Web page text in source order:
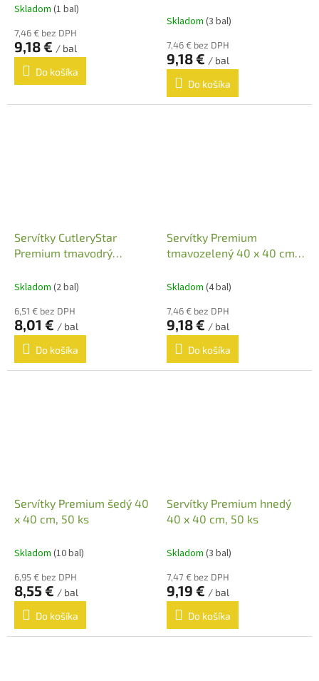
Priemerné
produktu
je
5,0
hviezdičiek.
Skladom (1 bal)
7,46 € bez DPH
9,18 € / bal
Do košíka
Skladom (3 bal)
7,46 € bez DPH
9,18 € / bal
Do košíka
Servítky CutleryStar
Premium tmavodrý
Skladom (2 bal)
6,51 € bez DPH
8,01 € / bal
Do košíka
Servítky Premium
tmavozelený 40 x 40 cm,
Skladom (4 bal)
7,46 € bez DPH
9,18 € / bal
Do košíka
Servítky Premium šedý 40
x 40 cm, 50 ks
Skladom (10 bal)
6,95 € bez DPH
8,55 € / bal
Do košíka
Servítky Premium hnedý
40 x 40 cm, 50 ks
Skladom (3 bal)
7,47 € bez DPH
9,19 € / bal
Do košíka